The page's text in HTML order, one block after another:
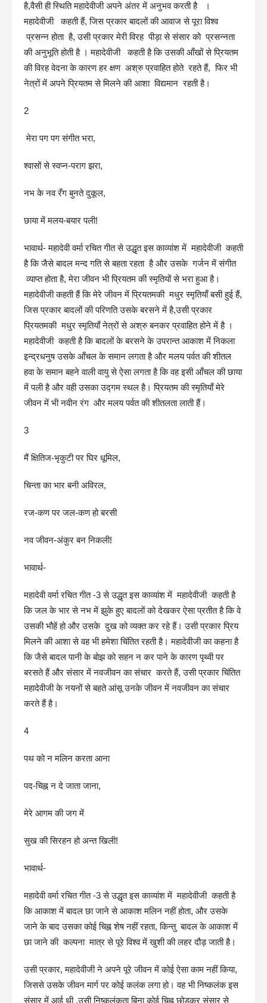
है,वैसी ही स्थिति महादेवीजी अपने अंतर में अनुभव करती है ।
महादेवीजी कहती हैं, जिस प्रकार बादलों की आवाज से पूरा विश्व
प्रसन्न होता है, उसी प्रकार मेरी विरह पीड़ा से संसार को प्रसन्नता
की अनुभूति होती है । महादेवीजी कहती है कि उसकी आँखों से प्रियतम
की विरह वेदना के कारण हर क्षण अश्रु प्रवाहित होते रहते हैं, फिर भी
नेत्रों में अपने प्रियतम से मिलने की आशा विद्यमान रहती है।
2
मेरा पग पग संगीत भरा,
श्वासों से स्वप्न-पराग झरा,
नभ के नव रँग बुनते दुकूल,
छाया में मलय-बयार पली!
भावार्थ- महादेवी वर्मा रचित गीत से उद्धृत इस काव्यांश में महादेवीजी कहती
है कि जैसे बादल मन्द गति से बहता रहता है और उसके गर्जन में संगीत
व्याप्त होता है, मेरा जीवन भी प्रियतम की स्मृतियों से भरा हुआ है।
महादेवीजी कहती हैं कि मेरे जीवन में प्रियतमकी मधुर स्मृतियाँ बसी हुई हैं,
जिस प्रकार बादलों की परिणति उसके बरसने में है,उसी प्रकार
प्रियतमकी मधुर स्मृतियाँ नेत्रों से अश्रु बनकर प्रवाहित होने में है ।
महादेवीजी कहती है कि बादलों के बरसने के उपरान्त आकाश में निकला
इन्द्रधनुष उसके आँचल के समान लगता है और मलय पर्वत की शीतल
हवा के समान बहने वाली वायु से ऐसा लगता है कि वह इसी आँचल की छाया
में पली है और वही उसका उद्गम स्थल है। प्रियतम की स्मृतियाँ मेरे
जीवन में भी नवीन रंग और मलय पर्वत की शीतलता लाती हैं।
3
मैं क्षितिज-भृकुटी पर घिर धूमिल,
चिन्ता का भार बनी अविरल,
रज-कण पर जल-कण हो बरसी
नव जीवन-अंकुर बन निकली!
भावार्थ-
महादेवी वर्मा रचित गीत -3 से उद्धृत इस काव्यांश में महादेवीजी कहती है
कि जल के भार से नभ में झुके हुए बादलों को देखकर ऐसा प्रतीत है कि वे
उसकी भौहें हो और उसके दुख को व्यक्त कर रहे हैं। उसी प्रकार प्रिय
मिलने की आशा से वह भी हमेशा चिंतित रहती है। महादेवीजी का कहना है
कि जैसे बादल पानी के बोझ को सहन न कर पाने के कारण पृथ्वी पर
बरसते हैं और संसार में नवजीवन का संचार करते हैं, उसी प्रकार चिंतित
महादेवीजी के नयनों से बहते आंसू उनके जीवन में नवजीवन का संचार
करते हैं है।
4
पथ को न मलिन करता आना
पद-चिह्न न दे जाता जाना,
मेरे आगम की जग में
सुख की सिरहन हो अन्त खिली!
भावार्थ-
महादेवी वर्मा रचित गीत -3 से उद्धृत इस काव्यांश में महादेवीजी कहती है
कि आकाश में बादल छा जाने से आकाश मलिन नहीं होता, और उसके
जाने के बाद उसका कोई चिह्न शेष नहीं रहता, किन्तु बादल के आकाश में
छा जाने की कल्पना मात्र से पूरे विश्व में खुशी की लहर दौड़ जाती है।
उसी प्रकार, महादेवीजी ने अपने पूरे जीवन में कोई ऐसा काम नहीं किया,
जिससे उसके जीवन मार्ग पर कोई कलंक लगा हो। वह भी निष्कलंक इस
संसार में आई थी ,उसी निष्कलंकता बिना कोई चिह्न छोड़कर संसार से